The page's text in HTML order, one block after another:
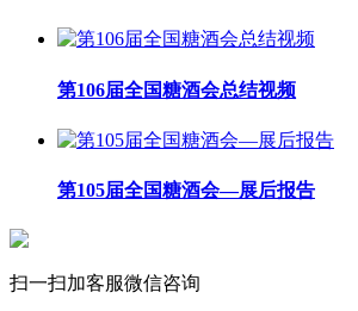
第106届全国糖酒会总结视频
第105届全国糖酒会—展后报告
扫一扫加客服微信咨询